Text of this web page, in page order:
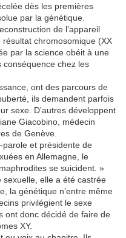
dès les premières
par la génétique.
de l’appareil
chromosomique (XX
par la science obéit à une
conséquence chez les
ont des parcours de
ils demandent parfois
sexe. D’autres développent
Giacobino, médecin
de Genève.
parole et présidente de
en Allemagne, le
se suicident. »
elle a été castrée
la génétique n’entre même
privilégient le sexe
ont donc décidé de faire de
XY.